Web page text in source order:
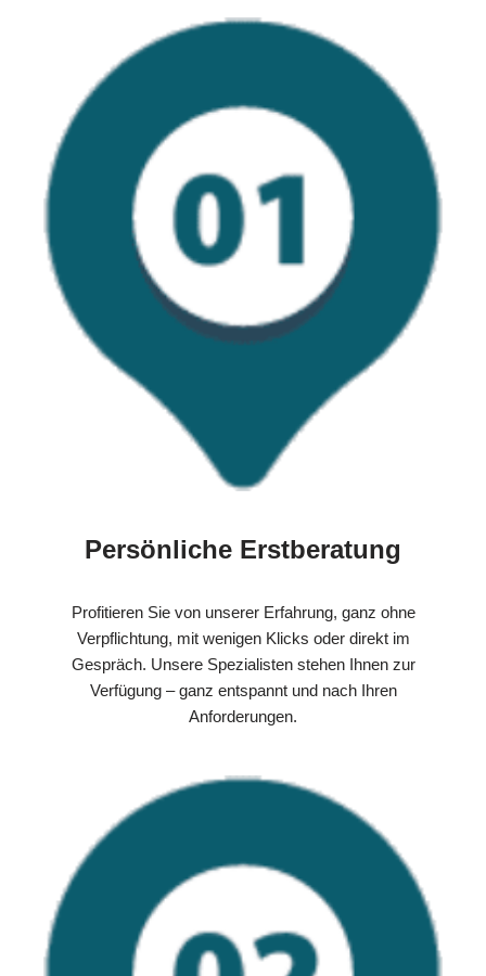
Persönliche Erstberatung
Profitieren Sie von unserer Erfahrung, ganz ohne
Verpflichtung, mit wenigen Klicks oder direkt im
Gespräch. Unsere Spezialisten stehen Ihnen zur
Verfügung – ganz entspannt und nach Ihren
Anforderungen.